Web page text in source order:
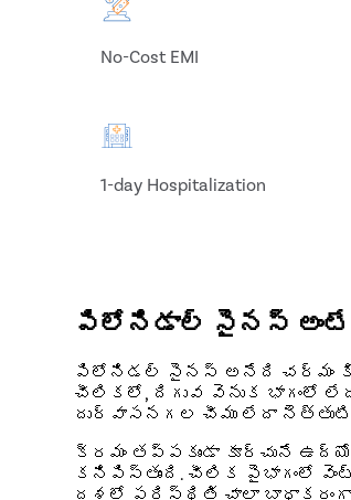
No-Cost EMI
1-day Hospitalization
పిలోనిడాల్ సైనస్
పిలోనిడల్ సైనస్ అనేది చర్మం
చీలికలో, దిగువ వెనుక భాగంలో
దుర్వాసనగల చీము లేదా
క్రమం తప్పకుండా కూర్చునే
కనిపిస్తుంది. చీలిక పైభాగంలో
దశలో పరిస్థితి చాలా బాధాకరంగా